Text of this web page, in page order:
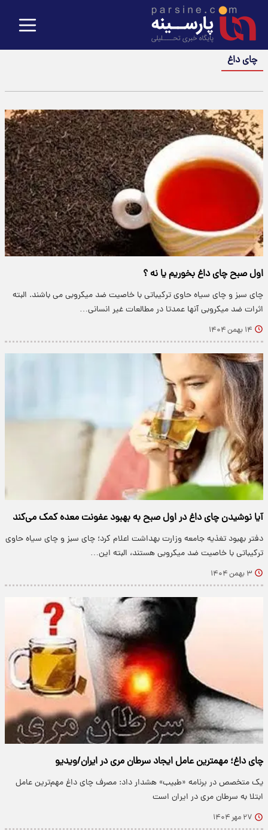
چای داغ
اول صبح چای داغ بخوریم یا نه ؟
چای سبز و چای سیاه حاوی ترکیباتی با خاصیت ضد میکروبی می باشند. البته
اثرات ضد میکروبی آنها عمدتا در مطالعات غیر انسانی…
۱۴ بهمن ۱۴۰۴
آیا نوشیدن چای داغ در اول صبح به بهبود عفونت معده کمک می‌کند
دفتر بهبود تغذیه جامعه وزارت بهداشت اعلام کرد؛ چای سبز و چای سیاه حاوی
ترکیباتی با خاصیت ضد میکروبی هستند، البته این…
۳ بهمن ۱۴۰۴
چای داغ؛ مهمترین عامل ایجاد سرطان مری در ایران/ویدیو
یک متخصص در برنامه «طبیب» هشدار داد: مصرف چای داغ مهم‌ترین عامل
ابتلا به سرطان مری در ایران است
۲۷ مهر ۱۴۰۴